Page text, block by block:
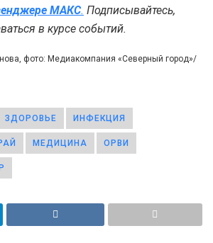
MAКС. Подписывайтесь,
в курсе событий.
фото: Медиакомпания «Северный город»/
ЗДОРОВЬЕ ИНФЕКЦИЯ
МЕДИЦИНА ОРВИ